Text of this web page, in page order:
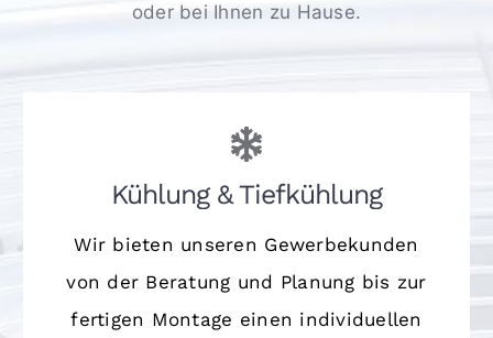
oder bei Ihnen zu Hause.
Kühlung & Tiefkühlung
Wir bieten unseren Gewerbekunden
von der Beratung und Planung bis zur
fertigen Montage einen individuellen